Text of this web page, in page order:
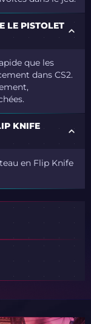
LE PISTOLET
que les
dans CS2.
KNIFE
en Flip Knife